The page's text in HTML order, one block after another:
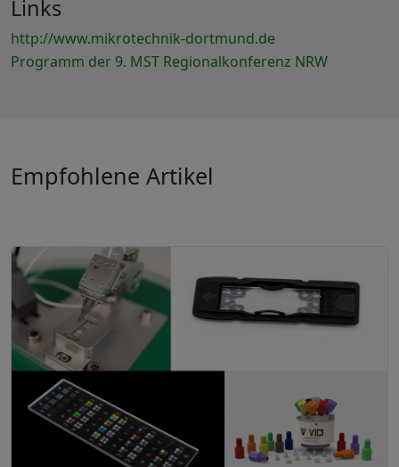
Links
http://www.mikrotechnik-dortmund.de
Programm der 9. MST Regionalkonferenz NRW
Empfohlene Artikel